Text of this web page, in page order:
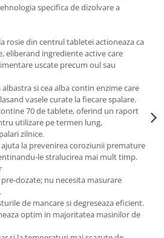
specifica de dizolvare a
rosie din centrul tabletei actioneaza ca
eliberand ingrediente active care
uscate precum oul sau
si cea alba contin enzime care
vasele curate la fiecare spalare.
70 de tablete, oferind un raport
utilizare pe termen lung,
zilnice.
la prevenirea coroziunii premature
le stralucirea mai mult timp.
dozate; nu necesita masurare
de mancare si degreseaza eficient.
optim in majoritatea masinilor de